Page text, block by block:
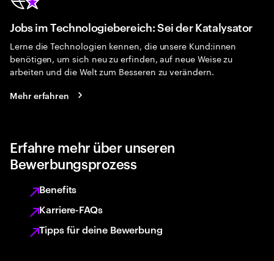
Jobs im Technologiebereich: Sei der Katalysator
Lerne die Technologien kennen, die unsere Kund:innen
benötigen, um sich neu zu erfinden, auf neue Weise zu
arbeiten und die Welt zum Besseren zu verändern.
Mehr erfahren
Erfahre mehr über unseren
Bewerbungsprozess
Benefits
Karriere-FAQs
Tipps für deine Bewerbung